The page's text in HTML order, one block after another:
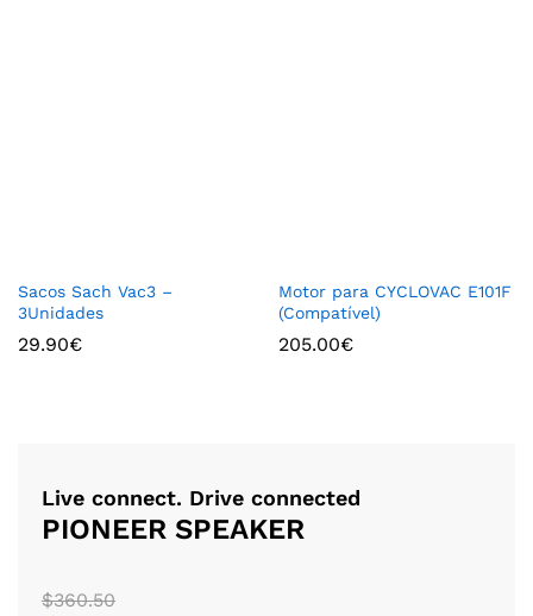
Sacos Sach Vac3 –
3Unidades
29.90€
Motor para CYCLOVAC E101F
(Compatível)
205.00€
Live connect. Drive connected
PIONEER SPEAKER
$360.50